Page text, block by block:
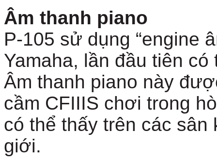
Âm thanh piano
P-105 sử dụng “engine
Yamaha, lần đầu tiên
Âm thanh piano này
cầm CFIIIS chơi trong
có thể thấy trên các sân
giới.